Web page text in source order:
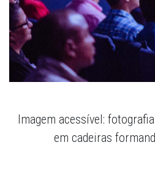
Imagem acessível:
em cadeiras